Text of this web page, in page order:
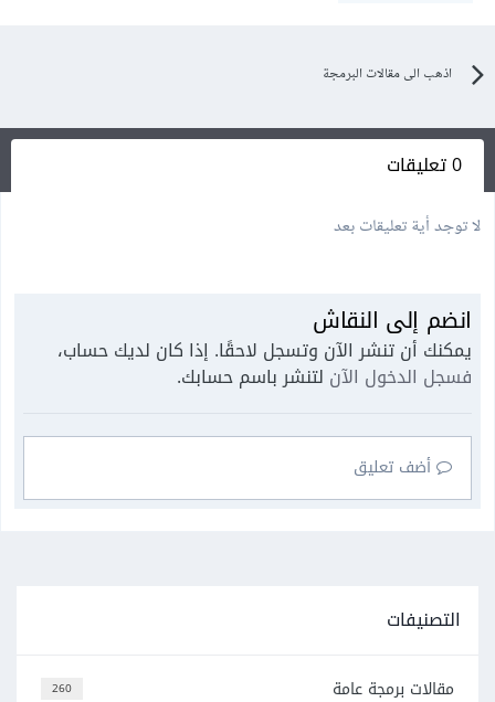
اذهب الى مقالات البرمجة
0 تعليقات
لا توجد أية تعليقات بعد
انضم إلى النقاش
يمكنك أن تنشر الآن وتسجل لاحقًا. إذا كان لديك حساب،
فسجل الدخول الآن لتنشر باسم حسابك.
أضف تعليق
التصنيفات
260 مقالات برمجة عامة